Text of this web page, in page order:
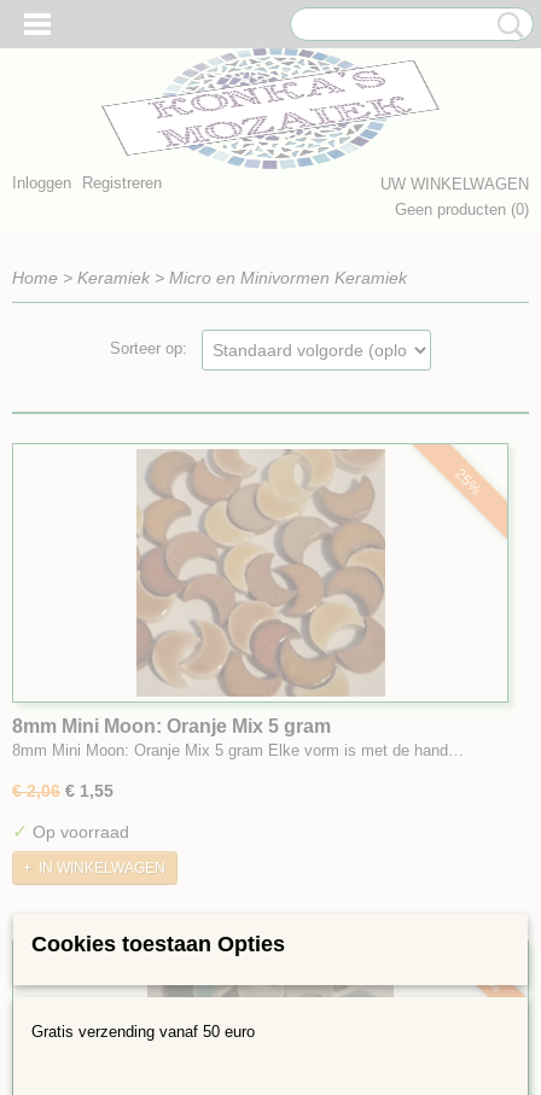
Inloggen Registreren
UW WINKELWAGEN
Geen producten (0)
Home > Keramiek > Micro en Minivormen Keramiek
Sorteer op:
25%
8mm Mini Moon: Oranje Mix 5 gram
8mm Mini Moon: Oranje Mix 5 gram Elke vorm is met de hand…
€ 2,06 € 1,55
✓ Op voorraad
IN WINKELWAGEN
25%
Cookies toestaan Opties
Gratis verzending vanaf 50 euro